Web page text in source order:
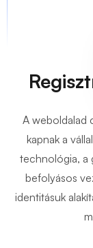
A weboldalad
kapnak a
technológia, a
befolyásos
identitásuk